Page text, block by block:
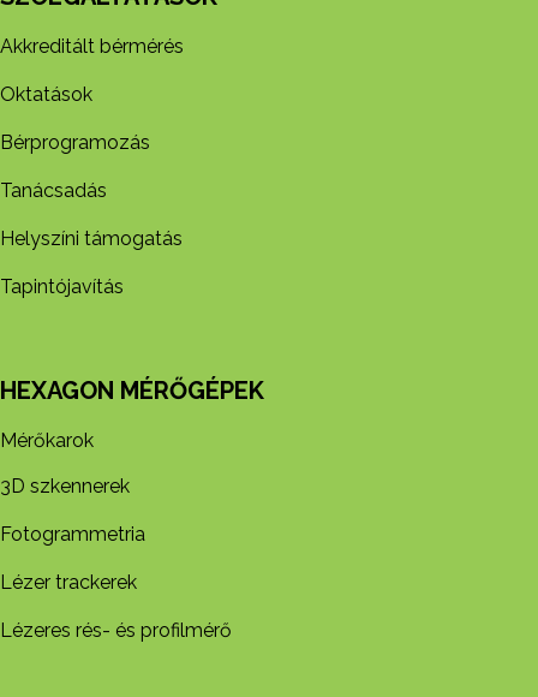
Akkreditált bérmérés
Oktatások
Bérprogramozás
Tanácsadás
Helyszíni támogatás
Tapintójavítás
HEXAGON MÉRŐGÉPEK
Mérőkarok
3D szkennerek
Fotogrammetria
Lézer trackerek
Lézeres rés- és profilmérő